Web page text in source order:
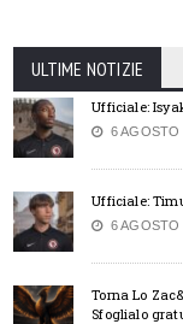
ULTIME NOTIZIE
Ufficiale:
6 AGOSTO
Ufficiale:
6 AGOSTO
Torna Lo
Sfoglialo